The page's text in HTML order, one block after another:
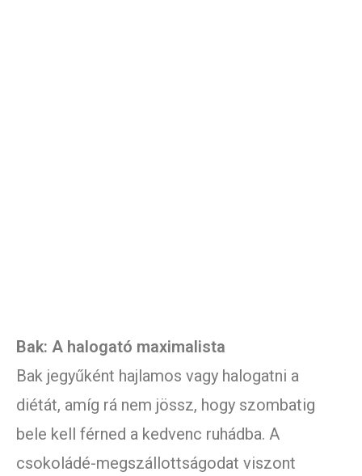
Bak: A halogató maximalista
Bak jegyűként hajlamos vagy halogatni a
diétát, amíg rá nem jössz, hogy szombatig
bele kell férned a kedvenc ruhádba. A
csokoládé-megszállottságodat viszont